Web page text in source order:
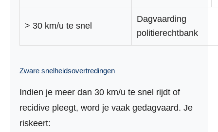
> 30 km/u te snel
Dagvaarding
politierechtbank
Zware snelheidsovertredingen
Indien je meer dan 30 km/u te snel rijdt of
recidive pleegt, word je vaak gedagvaard. Je
riskeert: